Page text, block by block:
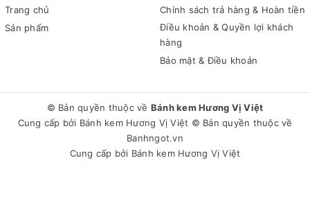
Trang chủ
Sản phẩm
Chính sách trả hàng & Hoàn tiền
Điều khoản & Quyền lợi khách
hàng
Bảo mật & Điều khoản
© Bản quyền thuộc về Bánh kem Hương Vị Việt
Cung cấp bởi Bánh kem Hương Vị Việt © Bản quyền thuộc về
Banhngot.vn
Cung cấp bởi Bánh kem Hương Vị Việt